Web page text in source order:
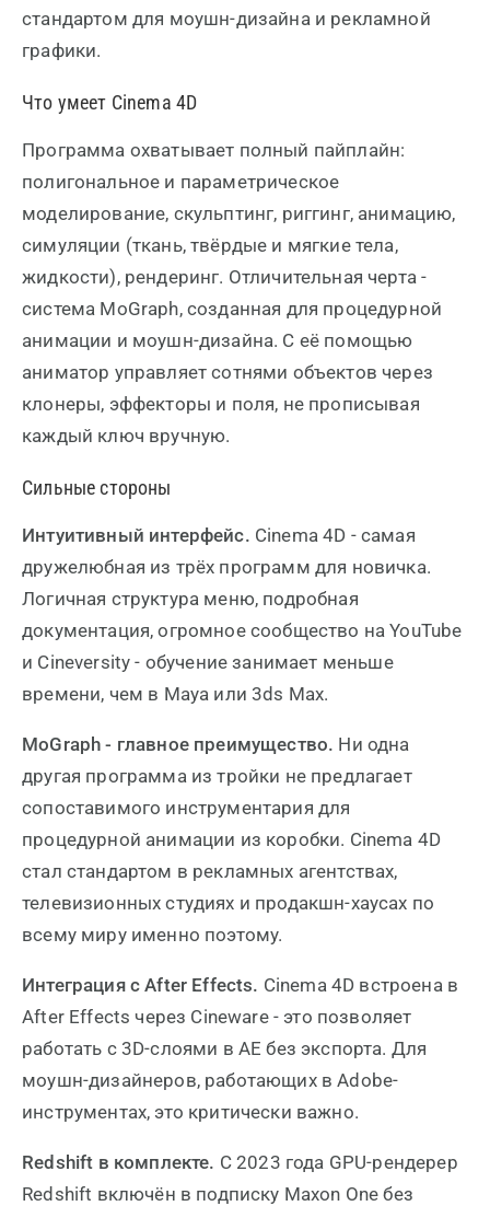
стандартом для моушн-дизайна и рекламной
графики.
Что умеет Cinema 4D
Программа охватывает полный пайплайн:
полигональное и параметрическое
моделирование, скульптинг, риггинг, анимацию,
симуляции (ткань, твёрдые и мягкие тела,
жидкости), рендеринг. Отличительная черта -
система MoGraph, созданная для процедурной
анимации и моушн-дизайна. С её помощью
аниматор управляет сотнями объектов через
клонеры, эффекторы и поля, не прописывая
каждый ключ вручную.
Сильные стороны
Интуитивный интерфейс. Cinema 4D - самая
дружелюбная из трёх программ для новичка.
Логичная структура меню, подробная
документация, огромное сообщество на YouTube
и Cineversity - обучение занимает меньше
времени, чем в Maya или 3ds Max.
MoGraph - главное преимущество. Ни одна
другая программа из тройки не предлагает
сопоставимого инструментария для
процедурной анимации из коробки. Cinema 4D
стал стандартом в рекламных агентствах,
телевизионных студиях и продакшн-хаусах по
всему миру именно поэтому.
Интеграция с After Effects. Cinema 4D встроена в
After Effects через Cineware - это позволяет
работать с 3D-слоями в AE без экспорта. Для
моушн-дизайнеров, работающих в Adobe-
инструментах, это критически важно.
Redshift в комплекте. С 2023 года GPU-рендерер
Redshift включён в подписку Maxon One без